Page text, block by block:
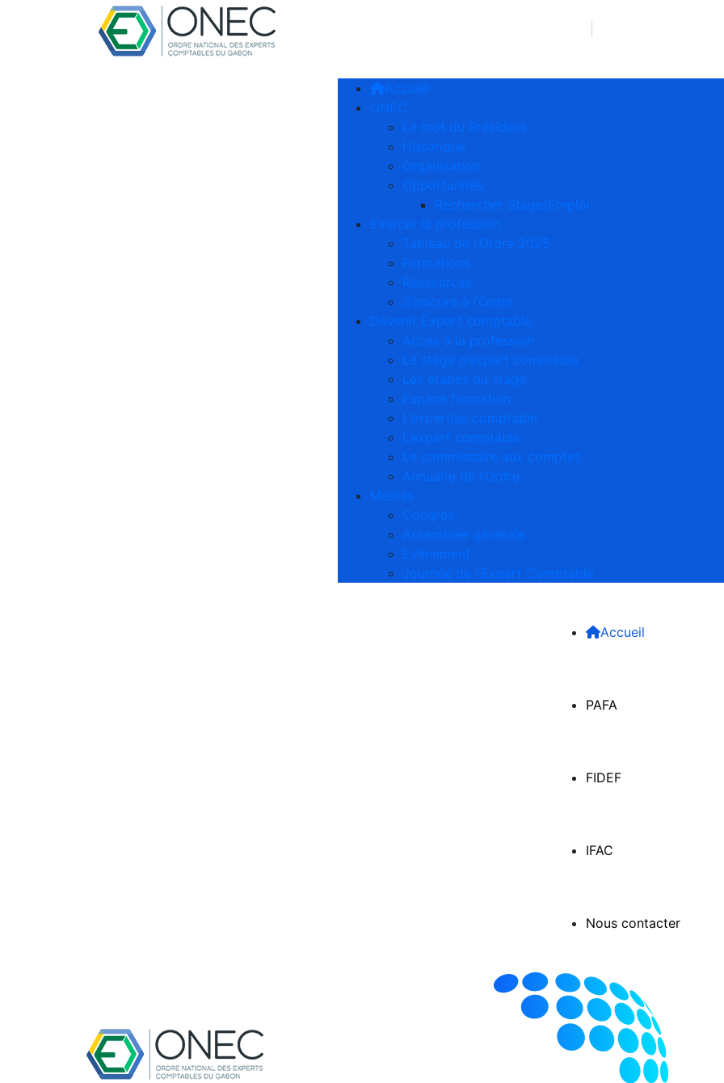
Accueil
ONEC
Le mot du Président
Historique
Organisation
Opportunités
Rechercher Stage/Emploi
Exercer la profession
Tableau de l’Ordre 2025
Formations
Ressources
S’inscrire à l’Ordre
Devenir Expert comptable
Accès à la profession
Le stage d’expert comptable
Les étapes du stage
Espace formation
L’expertise comptable
L’expert comptable
Le commissaire aux comptes
Annuaire de l’Ordre
Médias
Congrès
Assemblée générale
Evènement
Journée de l’Expert Comptable
Accueil
PAFA
FIDEF
IFAC
Nous contacter